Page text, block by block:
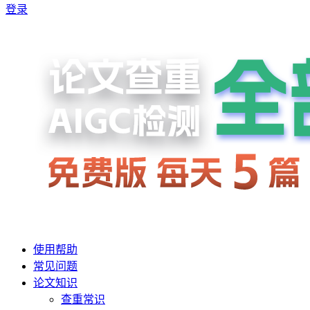
登录
使用帮助
常见问题
论文知识
查重常识